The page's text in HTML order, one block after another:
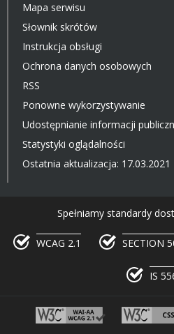
Mapa serwisu
Słownik skrótów
Instrukcja obsługi
Ochrona danych osobowych
RSS
Ponowne wykorzystywanie
Udostępnianie informacji
Statystyki oglądalności
Ostatnia aktualizacja: 17.03.2021
Spełniamy standardy
WCAG 2.1 SECTION
IS